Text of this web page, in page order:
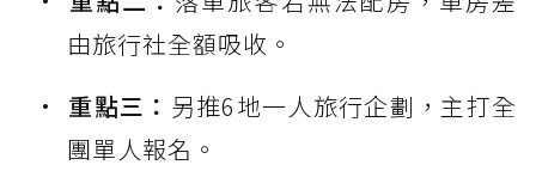
由旅行社全額吸收。
重點三： 另推6地一人旅行企劃，主打全
團單人報名。